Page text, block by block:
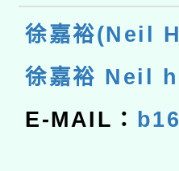
徐嘉裕(Neil
徐嘉裕 Neil
E-MAIL：